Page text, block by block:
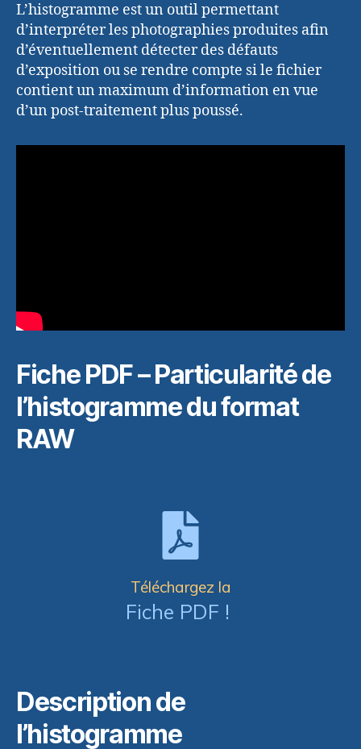
L’histogramme est un outil permettant
d’interpréter les photographies produites afin
d’éventuellement détecter des défauts
d’exposition ou se rendre compte si le fichier
contient un maximum d’information en vue
d’un post-traitement plus poussé.
Fiche PDF – Particularité de
l’histogramme du format
RAW
Téléchargez la
Fiche PDF !
Description de
l’histogramme